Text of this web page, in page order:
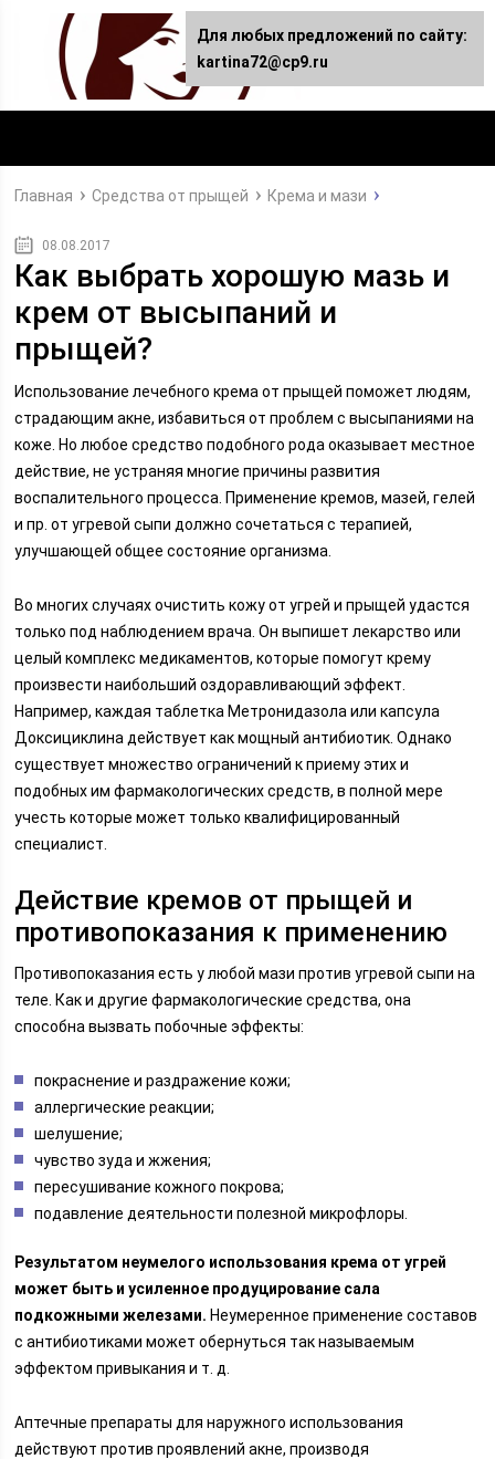
Главная Средства от прыщей Крема и мази
08.08.2017
Как выбрать хорошую мазь и
крем от высыпаний и
прыщей?
Использование лечебного крема от прыщей поможет людям,
страдающим акне, избавиться от проблем с высыпаниями на
коже. Но любое средство подобного рода оказывает местное
действие, не устраняя многие причины развития
воспалительного процесса. Применение кремов, мазей, гелей
и пр. от угревой сыпи должно сочетаться с терапией,
улучшающей общее состояние организма.
Во многих случаях очистить кожу от угрей и прыщей удастся
только под наблюдением врача. Он выпишет лекарство или
целый комплекс медикаментов, которые помогут крему
произвести наибольший оздоравливающий эффект.
Например, каждая таблетка Метронидазола или капсула
Доксициклина действует как мощный антибиотик. Однако
существует множество ограничений к приему этих и
подобных им фармакологических средств, в полной мере
учесть которые может только квалифицированный
специалист.
Действие кремов от прыщей и
противопоказания к применению
Противопоказания есть у любой мази против угревой сыпи на
теле. Как и другие фармакологические средства, она
способна вызвать побочные эффекты:
покраснение и раздражение кожи;
аллергические реакции;
шелушение;
чувство зуда и жжения;
пересушивание кожного покрова;
подавление деятельности полезной микрофлоры.
Результатом неумелого использования крема от угрей
может быть и усиленное продуцирование сала
подкожными железами. Неумеренное применение составов
с антибиотиками может обернуться так называемым
эффектом привыкания и т. д.
Аптечные препараты для наружного использования
действуют против проявлений акне, производя
Для любых предложений по сайту:
kartina72@cp9.ru